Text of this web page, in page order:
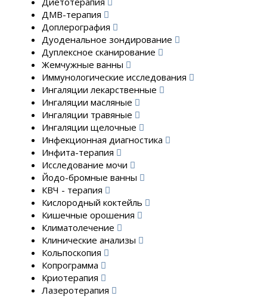
ДМВ-терапия
Доплерография
Дуоденальное зондирование
Дуплексное сканирование
Жемчужные ванны
Иммунологические исследования
Ингаляции лекарственные
Ингаляции масляные
Ингаляции травяные
Ингаляции щелочные
Инфекционная диагностика
Инфита-терапия
Исследование мочи
Йодо-бромные ванны
КВЧ - терапия
Кислородный коктейль
Кишечные орошения
Климатолечение
Клинические анализы
Кольпоскопия
Копрограмма
Криотерапия
Лазеротерапия